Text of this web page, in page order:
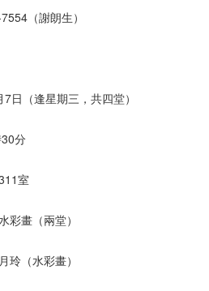
（謝朗生）
日（逢星期三，共四堂）
分
室
彩畫（兩堂）
玲（水彩畫）